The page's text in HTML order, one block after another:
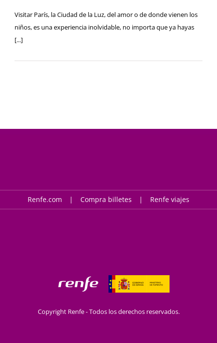
Visitar París, la Ciudad de la Luz, del amor o de donde vienen los
niños, es una experiencia inolvidable, no importa que ya hayas
[...]
Renfe.com Compra billetes Renfe viajes
Copyright Renfe - Todos los derechos reservados.